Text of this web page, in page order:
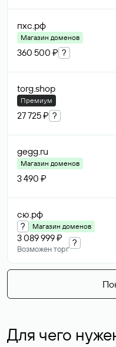
пхс.рф
Магазин доменов
360 500 ₽ ?
torg.shop
Премиум
27 725 ₽ ?
gegg.ru
Магазин доменов
3 490 ₽
сю.рф
? Магазин доменов
3 089 999 ₽
Возможен торг
?
Для чего